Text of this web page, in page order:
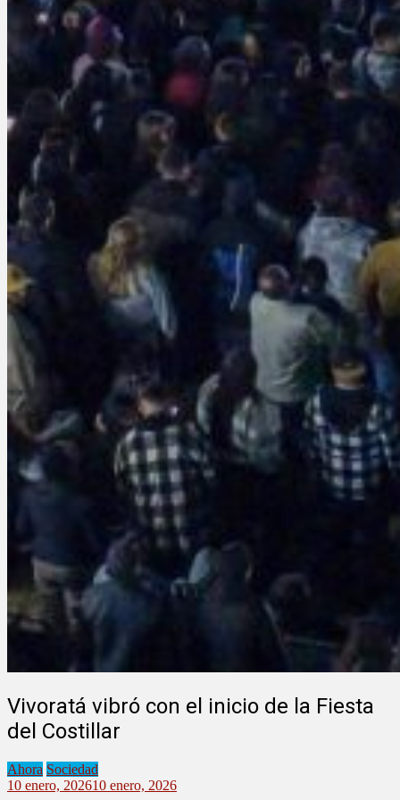
Vivoratá vibró con el inicio de la Fiesta
del Costillar
Ahora Sociedad
10 enero, 202610 enero, 2026